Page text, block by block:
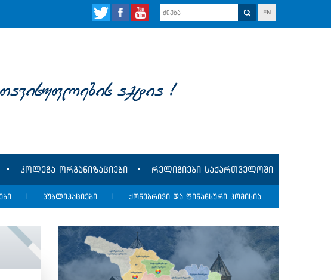
EN
Tavisuflebis aqtia !
კოლეგა ორგანიზაციები რელიგიები საქართველოში
პუბლიკაციები ქონებრივი და ფინანსური კომისია